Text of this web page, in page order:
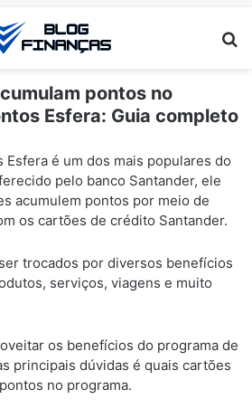
pontos no
Esfera: Guia completo
Esfera é um dos mais populares do
pelo banco Santander, ele
acumulem pontos por meio de
os cartões de crédito Santander.
trocados por diversos benefícios
serviços, viagens e muito
os benefícios do programa de
principais dúvidas é quais cartões
no programa.